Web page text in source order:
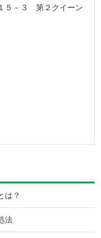
５－３ 第２クイーン
は？
法